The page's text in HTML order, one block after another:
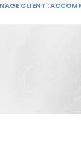
CLIENT :